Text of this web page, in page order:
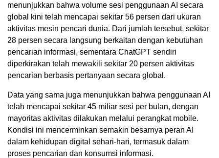
menunjukkan bahwa volume sesi penggunaan AI secara
global kini telah mencapai sekitar 56 persen dari ukuran
aktivitas mesin pencari dunia. Dari jumlah tersebut, sekitar
28 persen secara langsung berkaitan dengan kebutuhan
pencarian informasi, sementara ChatGPT sendiri
diperkirakan telah mewakili sekitar 20 persen aktivitas
pencarian berbasis pertanyaan secara global.
Data yang sama juga menunjukkan bahwa penggunaan AI
telah mencapai sekitar 45 miliar sesi per bulan, dengan
mayoritas aktivitas dilakukan melalui perangkat mobile.
Kondisi ini mencerminkan semakin besarnya peran AI
dalam kehidupan digital sehari-hari, termasuk dalam
proses pencarian dan konsumsi informasi.